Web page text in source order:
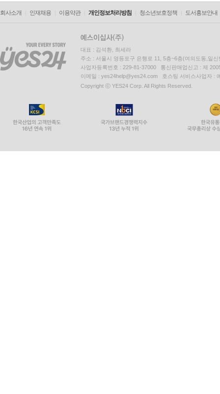
회사소개 인재채용 이용약관 개인정보처리방침 청소년보호정책 도서홍보안내
대표 : 김석환, 최세라
주소 : 서울시 영등포구 은행로 11, 5층~6층(여의도동,일신
사업자등록번호 : 229-81-37000 통신판매업신고 : 제
이메일 : yes24help@yes24.com 호스팅 서비스사업자 :
Copyright ⓒ YES24 Corp. All Rights Reserved.